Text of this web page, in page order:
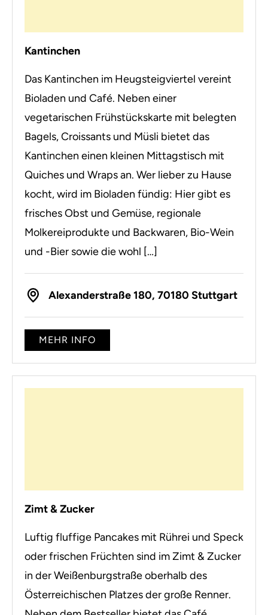
Kantinchen
Das Kantinchen im Heugsteigviertel vereint
Bioladen und Café. Neben einer
vegetarischen Frühstückskarte mit belegten
Bagels, Croissants und Müsli bietet das
Kantinchen einen kleinen Mittagstisch mit
Quiches und Wraps an. Wer lieber zu Hause
kocht, wird im Bioladen fündig: Hier gibt es
frisches Obst und Gemüse, regionale
Molkereiprodukte und Backwaren, Bio-Wein
und -Bier sowie die wohl […]
Alexanderstraße 180, 70180 Stuttgart
MEHR INFO
Zimt & Zucker
Luftig fluffige Pancakes mit Rührei und Speck
oder frischen Früchten sind im Zimt & Zucker
in der Weißenburgstraße oberhalb des
Österreichischen Platzes der große Renner.